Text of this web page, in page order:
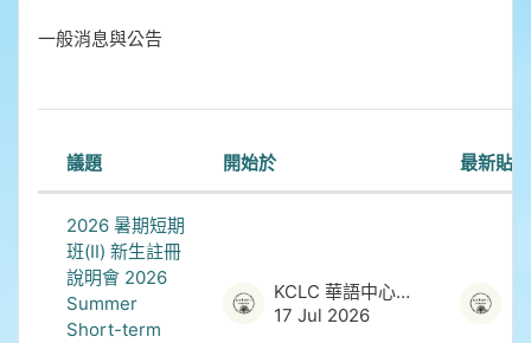
一般消息與公告
List of discussions. Showing 12 of
狀態
議題 開始於 最新貼文
2026 暑期短期
班(II) 新生註冊
說明會 2026
Summer
Short-term
KCLC 華語中心管理員
17 Jul 2026